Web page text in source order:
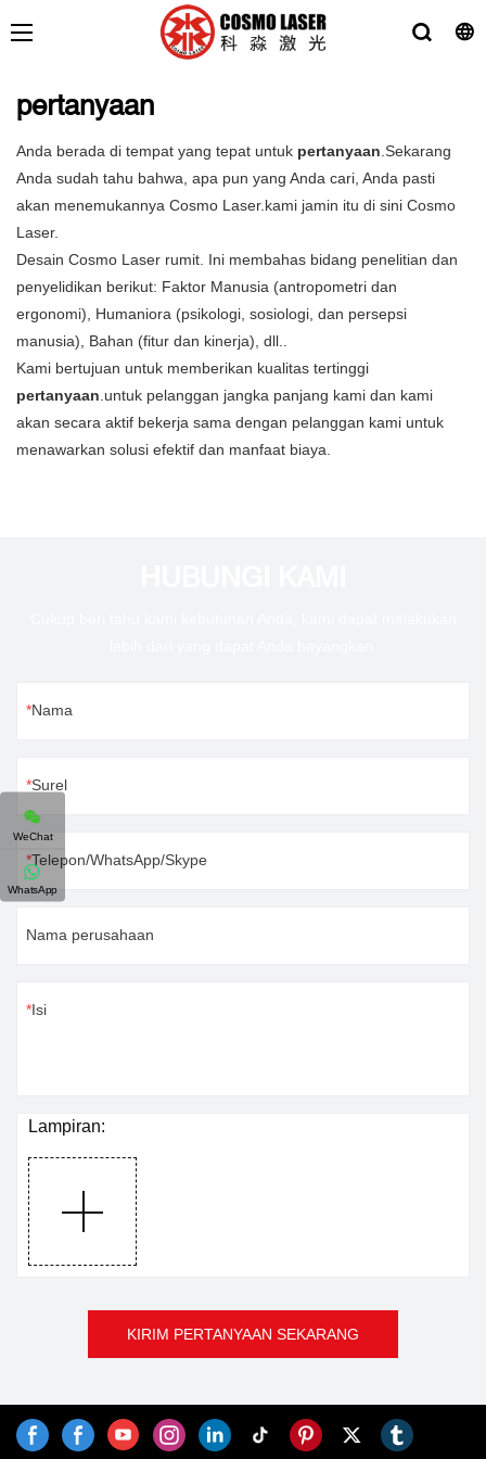
pertanyaan
Anda berada di tempat yang tepat untuk pertanyaan.Sekarang
Anda sudah tahu bahwa, apa pun yang Anda cari, Anda pasti
akan menemukannya Cosmo Laser.kami jamin itu di sini Cosmo
Laser.
Desain Cosmo Laser rumit. Ini membahas bidang penelitian dan
penyelidikan berikut: Faktor Manusia (antropometri dan
ergonomi), Humaniora (psikologi, sosiologi, dan persepsi
manusia), Bahan (fitur dan kinerja), dll..
Kami bertujuan untuk memberikan kualitas tertinggi
pertanyaan.untuk pelanggan jangka panjang kami dan kami
akan secara aktif bekerja sama dengan pelanggan kami untuk
menawarkan solusi efektif dan manfaat biaya.
Nama
Surel
Telepon/WhatsApp/Skype
Nama perusahaan
Isi
Lampiran:
KIRIM PERTANYAAN SEKARANG
WeChat
WhatsApp